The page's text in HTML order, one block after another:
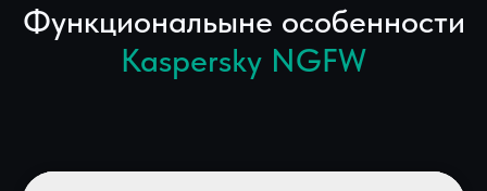
Функциональыне особенности
Kaspersky NGFW